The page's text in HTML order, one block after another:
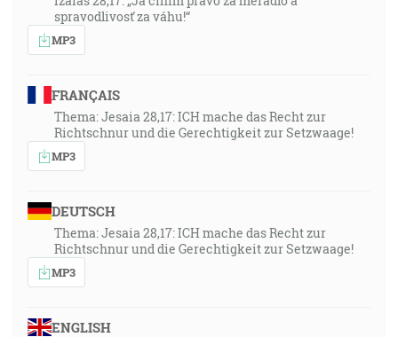
spravodlivosť za váhu!“
MP3
FRANÇAIS
Thema: Jesaia 28,17: ICH mache das Recht zur
Richtschnur und die Gerechtigkeit zur Setzwaage!
MP3
DEUTSCH
Thema: Jesaia 28,17: ICH mache das Recht zur
Richtschnur und die Gerechtigkeit zur Setzwaage!
MP3
ENGLISH